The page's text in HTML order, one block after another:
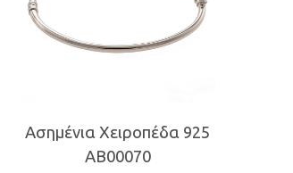
Ασημένια Χειροπέδα 925
AB00070